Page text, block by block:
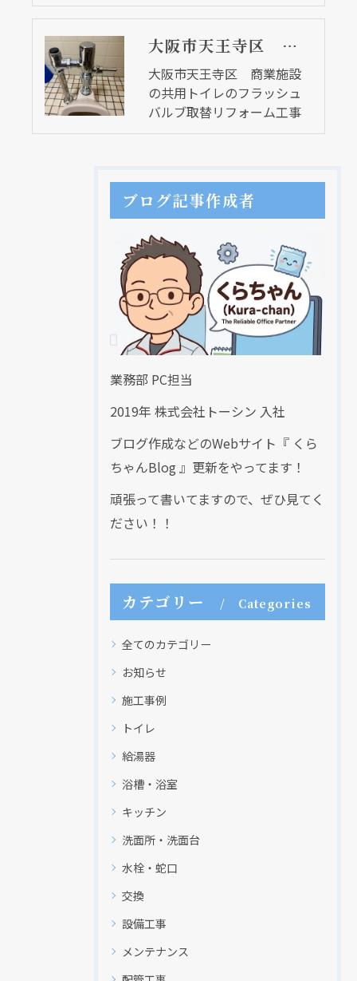
大阪市天王寺区 商業施設の共用トイレのフラッシュバルブ取替リフォーム工事
大阪市天王寺区 商業施設
の共用トイレのフラッシュ
バルブ取替リフォーム工事
ブログ記事作成者
業務部 PC担当
2019年 株式会社トーシン 入社
ブログ作成などのWebサイト『 くら
ちゃんBlog 』更新をやってます！
頑張って書いてますので、ぜひ見てく
ださい！！
カテゴリー Categories
全てのカテゴリー
お知らせ
施工事例
トイレ
給湯器
浴槽・浴室
キッチン
洗面所・洗面台
水栓・蛇口
交換
設備工事
メンテナンス